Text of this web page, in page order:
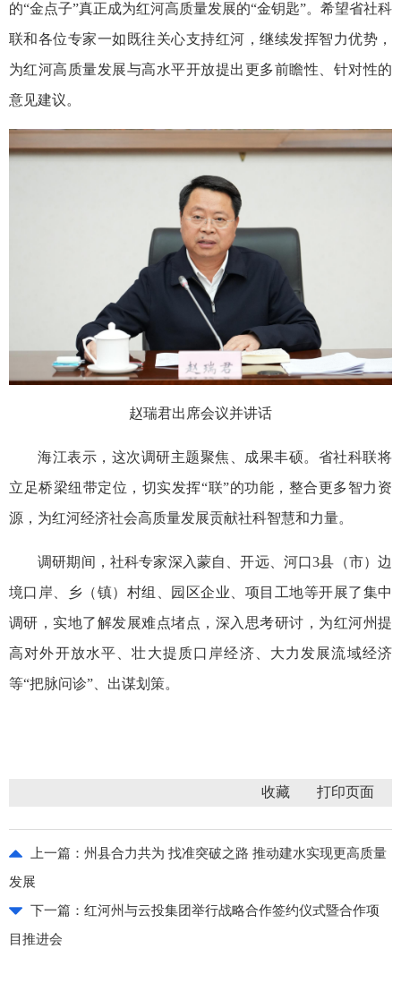
的“金点子”真正成为红河高质量发展的“金钥匙”。希望省社科
联和各位专家一如既往关心支持红河，继续发挥智力优势，
为红河高质量发展与高水平开放提出更多前瞻性、针对性的
意见建议。
赵瑞君出席会议并讲话
海江表示，这次调研主题聚焦、成果丰硕。省社科联将
立足桥梁纽带定位，切实发挥“联”的功能，整合更多智力资
源，为红河经济社会高质量发展贡献社科智慧和力量。
调研期间，社科专家深入蒙自、开远、河口3县（市）边
境口岸、乡（镇）村组、园区企业、项目工地等开展了集中
调研，实地了解发展难点堵点，深入思考研讨，为红河州提
高对外开放水平、壮大提质口岸经济、大力发展流域经济
等“把脉问诊”、出谋划策。
收藏
上一篇： 州县合力共为 找准突破之路 推动建水实现更高质量
发展
下一篇： 红河州与云投集团举行战略合作签约仪式暨合作项
目推进会